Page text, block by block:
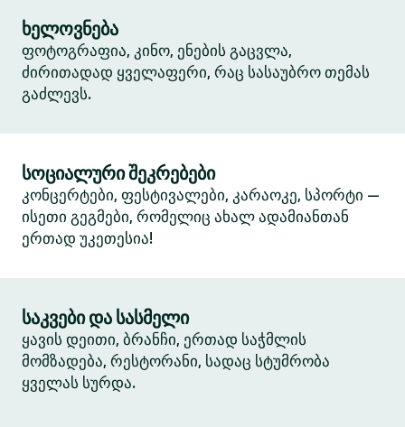
ხელოვნება
ფოტოგრაფია, კინო, ენების გაცვლა,
ძირითადად ყველაფერი, რაც სასაუბრო თემას
გაძლევს.
სოციალური შეკრებები
კონცერტები, ფესტივალები, კარაოკე, სპორტი —
ისეთი გეგმები, რომელიც ახალ ადამიანთან
ერთად უკეთესია!
საკვები და სასმელი
ყავის დეითი, ბრანჩი, ერთად საჭმლის
მომზადება, რესტორანი, სადაც სტუმრობა
ყველას სურდა.